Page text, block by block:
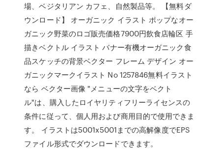
場、ベジタリアン カフェ、自然製品等。 【無料ダ
ウンロード】 オーガニック イラスト ポップなオー
ガニック野菜のロゴ販売価格7900円飲食店輪区 手
描きベクトル イラスト バナー有機オーガニック食
品スケッチの背景ベクター フレーム デザイン オー
ガニックマークイラスト No 1257846無料イラスト
なら ベクター画像 "メニューの文字をベクト
ル"は、購入したロイヤリティフリーライセンスの
条件に従って、個人用および商用目的で使用できま
す。 イラストは5001x5001までの高解像度でEPS
ファイル形式でダウンロードできます。